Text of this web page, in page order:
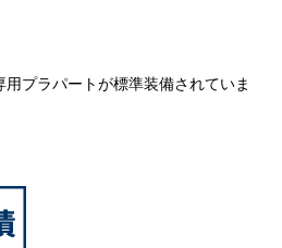
プラパートが標準装備されていま